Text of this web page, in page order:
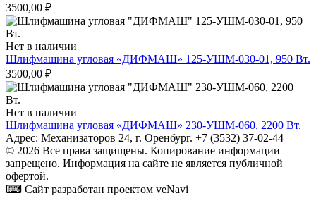
3500,00 ₽
Нет в наличии
Шлифмашина угловая «ДИФМАШ» 125-УШМ-030-01, 950 Вт.
3500,00 ₽
Нет в наличии
Шлифмашина угловая «ДИФМАШ» 230-УШМ-060, 2200 Вт.
Адрес: Механизаторов 24, г. Оренбург. +7 (3532) 37-02-44
© 2026 Все права защищены. Копирование информации
запрещено. Информация на сайте не является публичной
офертой.
⌨ Сайт разработан проектом veNavi